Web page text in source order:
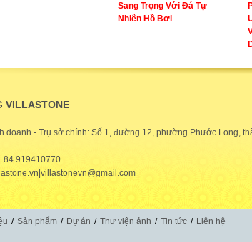
Sang Trọng Với Đá Tự
Nhiên Hồ Bơi
VILLASTONE
doanh - Trụ sở chính: Số 1, đường 12, phường Phước Long,
919410770
/ Sản phẩm / Dự án / Thư viện ảnh / Tin tức / Liên hệ